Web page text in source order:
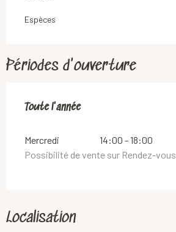
Espèces
Périodes d'ouverture
Toute l'année
Toute l'année
Mercredi
14:00 - 18:00
Possibilité de vente sur Rendez-vous
Localisation